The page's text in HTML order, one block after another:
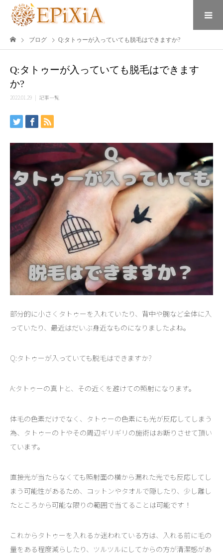
ブログ Q:タトゥーが入っていても脱毛はできますか?
Q:タトゥーが入っていても脱毛はできます
か?
2022.01.29 記事一覧
部分的に小さくタトゥーを入れていたり、背中や腕など全体に入
っていたり、最近はだいぶ身近なものになりましたよね。
Q:タトゥーが入っていても脱毛はできますか?
A:タトゥーの真上と、その近くを避けての照射になります。
体毛の色素だけでなく、タトゥーの色素にも光が反応してしまう
為、タトゥーの上やその周辺ギリギリの施術はお断りさせて頂い
ています。
直接光が当たらなくても照射面の横から漏れた光でも反応してし
まう可能性があるため、コットンやタオルで隠したり、少し離し
たところから可能な限りの範囲で当てることは可能です！
これからタトゥーを入れるか迷われている方は、入れる前に毛の
量をある程度減らしたり、ツルツルにしてからの方が清潔感があ